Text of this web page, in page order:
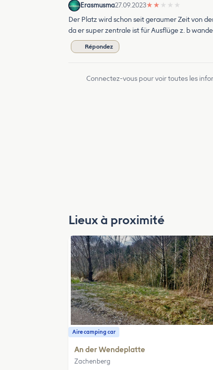
Erasmusma27.09.2023★ ★ ★ ★ ★
Der Platz wird schon seit geraumer Zeit von
da er super zentrale ist für Ausflüge z. b
Répondez
Connectez-vous pour voir toutes les
Lieux à proximité
Aire camping car
An der Wendeplatte
Zachenberg